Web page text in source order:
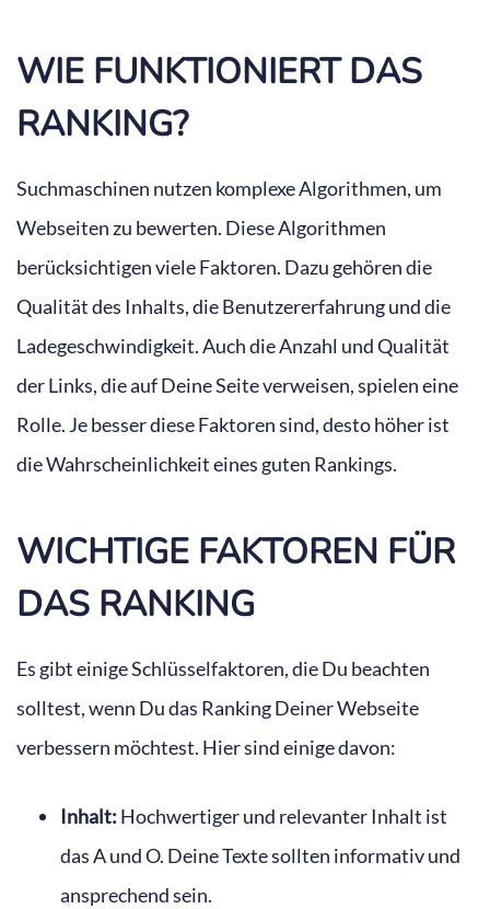
WIE FUNKTIONIERT DAS
RANKING?
Suchmaschinen nutzen komplexe Algorithmen, um
Webseiten zu bewerten. Diese Algorithmen
berücksichtigen viele Faktoren. Dazu gehören die
Qualität des Inhalts, die Benutzererfahrung und die
Ladegeschwindigkeit. Auch die Anzahl und Qualität
der Links, die auf Deine Seite verweisen, spielen eine
Rolle. Je besser diese Faktoren sind, desto höher ist
die Wahrscheinlichkeit eines guten Rankings.
WICHTIGE FAKTOREN FÜR
DAS RANKING
Es gibt einige Schlüsselfaktoren, die Du beachten
solltest, wenn Du das Ranking Deiner Webseite
verbessern möchtest. Hier sind einige davon:
Inhalt: Hochwertiger und relevanter Inhalt ist
das A und O. Deine Texte sollten informativ und
ansprechend sein.